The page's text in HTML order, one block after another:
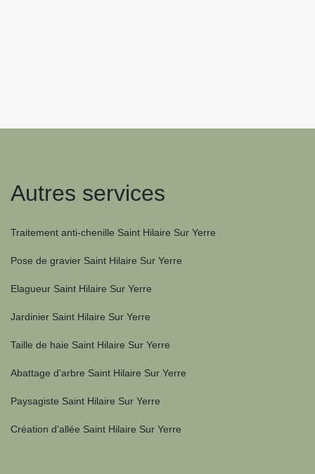
Autres services
Traitement anti-chenille Saint Hilaire Sur Yerre
Pose de gravier Saint Hilaire Sur Yerre
Elagueur Saint Hilaire Sur Yerre
Jardinier Saint Hilaire Sur Yerre
Taille de haie Saint Hilaire Sur Yerre
Abattage d'arbre Saint Hilaire Sur Yerre
Paysagiste Saint Hilaire Sur Yerre
Création d'allée Saint Hilaire Sur Yerre